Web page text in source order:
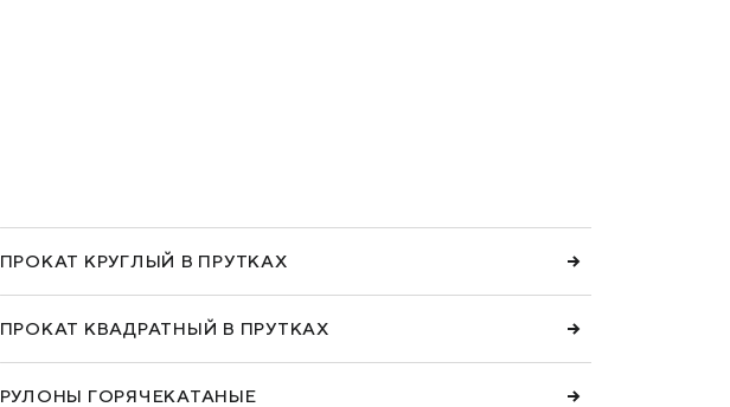
ПРОКАТ КРУГЛЫЙ В ПРУТКАХ
ПРОКАТ КВАДРАТНЫЙ В ПРУТКАХ
РУЛОНЫ ГОРЯЧЕКАТАНЫЕ